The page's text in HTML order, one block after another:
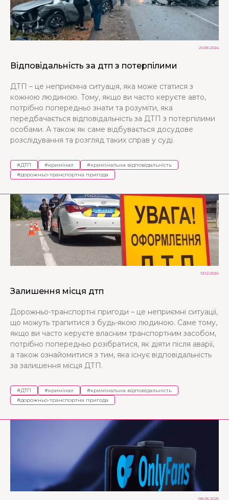
21.08.2024
Відповідальність за дтп з потерпілими
ДТП – це неприємна ситуація, яка може статися з
кожною людиною. Тому, якщо ви часто керуєте авто,
потрібно попередньо знати та розуміти, яка
передбачається відповідальність за ДТП з потерпілими
особами. А також як саме відбувається досудове
розслідування та розгляд таких справ у суді.
#ДТП #кримінал #кримінальна відповідальність
#дорожньо-транспортна пригода
13.12.2024
Залишення місця дтп
Дорожньо-транспортні пригоди – це неприємні ситуації,
що можуть трапитися з будь-якою людиною. Саме тому,
якщо ви часто керуєте власним транспортним засобом,
потрібно попередньо розібратися, як діяти після аварії,
а також ознайомитися з тим, яка існує відповідальність
за залишення місця ДТП.
#ДТП #кримінал #кримінальна відповідальність
#дорожньо-транспортна пригода
08.05.2025